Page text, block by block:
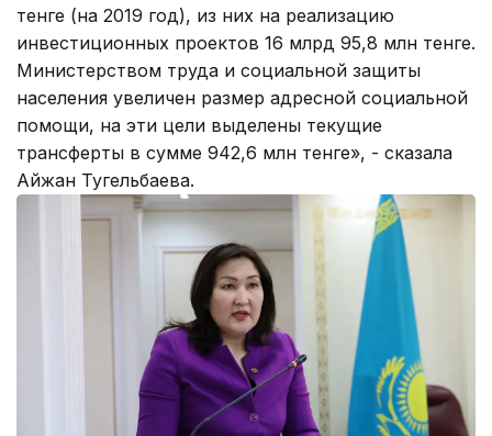
тенге (на 2019 год), из них на реализацию
инвестиционных проектов 16 млрд 95,8 млн тенге.
Министерством труда и социальной защиты
населения увеличен размер адресной социальной
помощи, на эти цели выделены текущие
трансферты в сумме 942,6 млн тенге», - сказала
Айжан Тугельбаева.